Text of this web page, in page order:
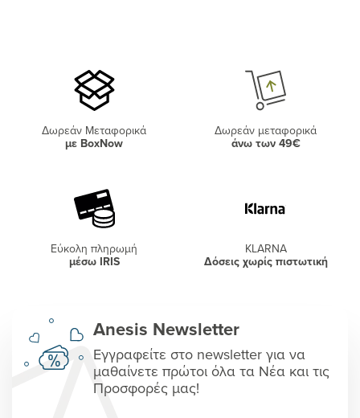
Δωρεάν Μεταφορικά
με BoxNow
Δωρεάν μεταφορικά
άνω των 49€
Εύκολη πληρωμή
μέσω IRIS
KLARNA
Δόσεις χωρίς πιστωτική
Anesis Newsletter
Εγγραφείτε στο newsletter για να
μαθαίνετε πρώτοι όλα τα Νέα και τις
Προσφορές μας!